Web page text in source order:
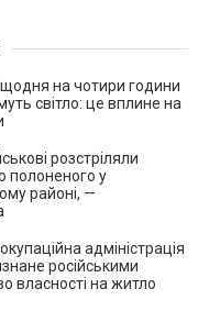
щодня на чотири години
світло: це вплине на
розстріляли
полоненого у
районі, —
адміністрація
російськими
власності на житло